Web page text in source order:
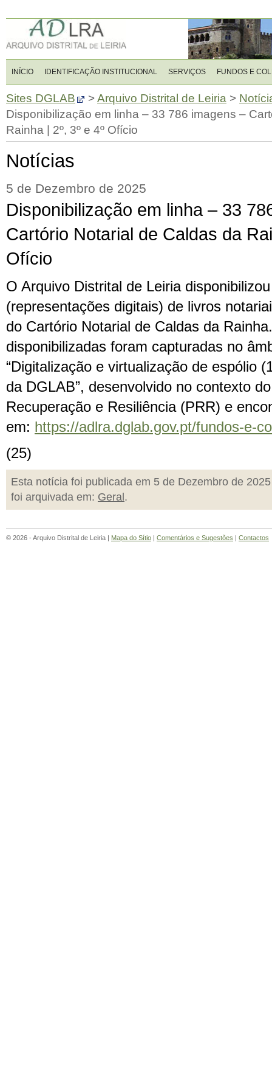
INÍCIO IDENTIFICAÇÃO INSTITUCIONAL SERVIÇOS FUNDOS E
Sites DGLAB >Arquivo Distrital de Leiria >
Disponibilização em linha – 33 786 imagens –
Rainha | 2º, 3º e 4º Ofício
Notícias
5 de Dezembro de 2025
Disponibilização em linha – 33
Cartório Notarial de Caldas da
Ofício
O Arquivo Distrital de Leiria
(representações digitais) de livros
do Cartório Notarial de Caldas da
disponibilizadas foram capturadas no
“Digitalização e virtualização de espólio
da DGLAB”, desenvolvido no contexto
Recuperação e Resiliência (PRR) e
em: https://adlra.dglab.gov.pt/fundos-e-
(25)
Esta notícia foi publicada em 5 de Dezembro de
foi arquivada em: Geral .
© 2026 - Arquivo Distrital de Leiria | Mapa do Sítio | Comentários e Sugestões | Contactos